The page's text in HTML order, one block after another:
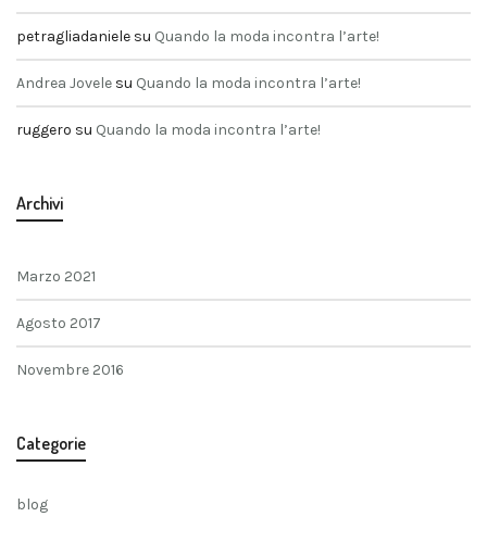
petragliadaniele su Quando la moda incontra l’arte!
Andrea Jovele su Quando la moda incontra l’arte!
ruggero su Quando la moda incontra l’arte!
Archivi
Marzo 2021
Agosto 2017
Novembre 2016
Categorie
blog